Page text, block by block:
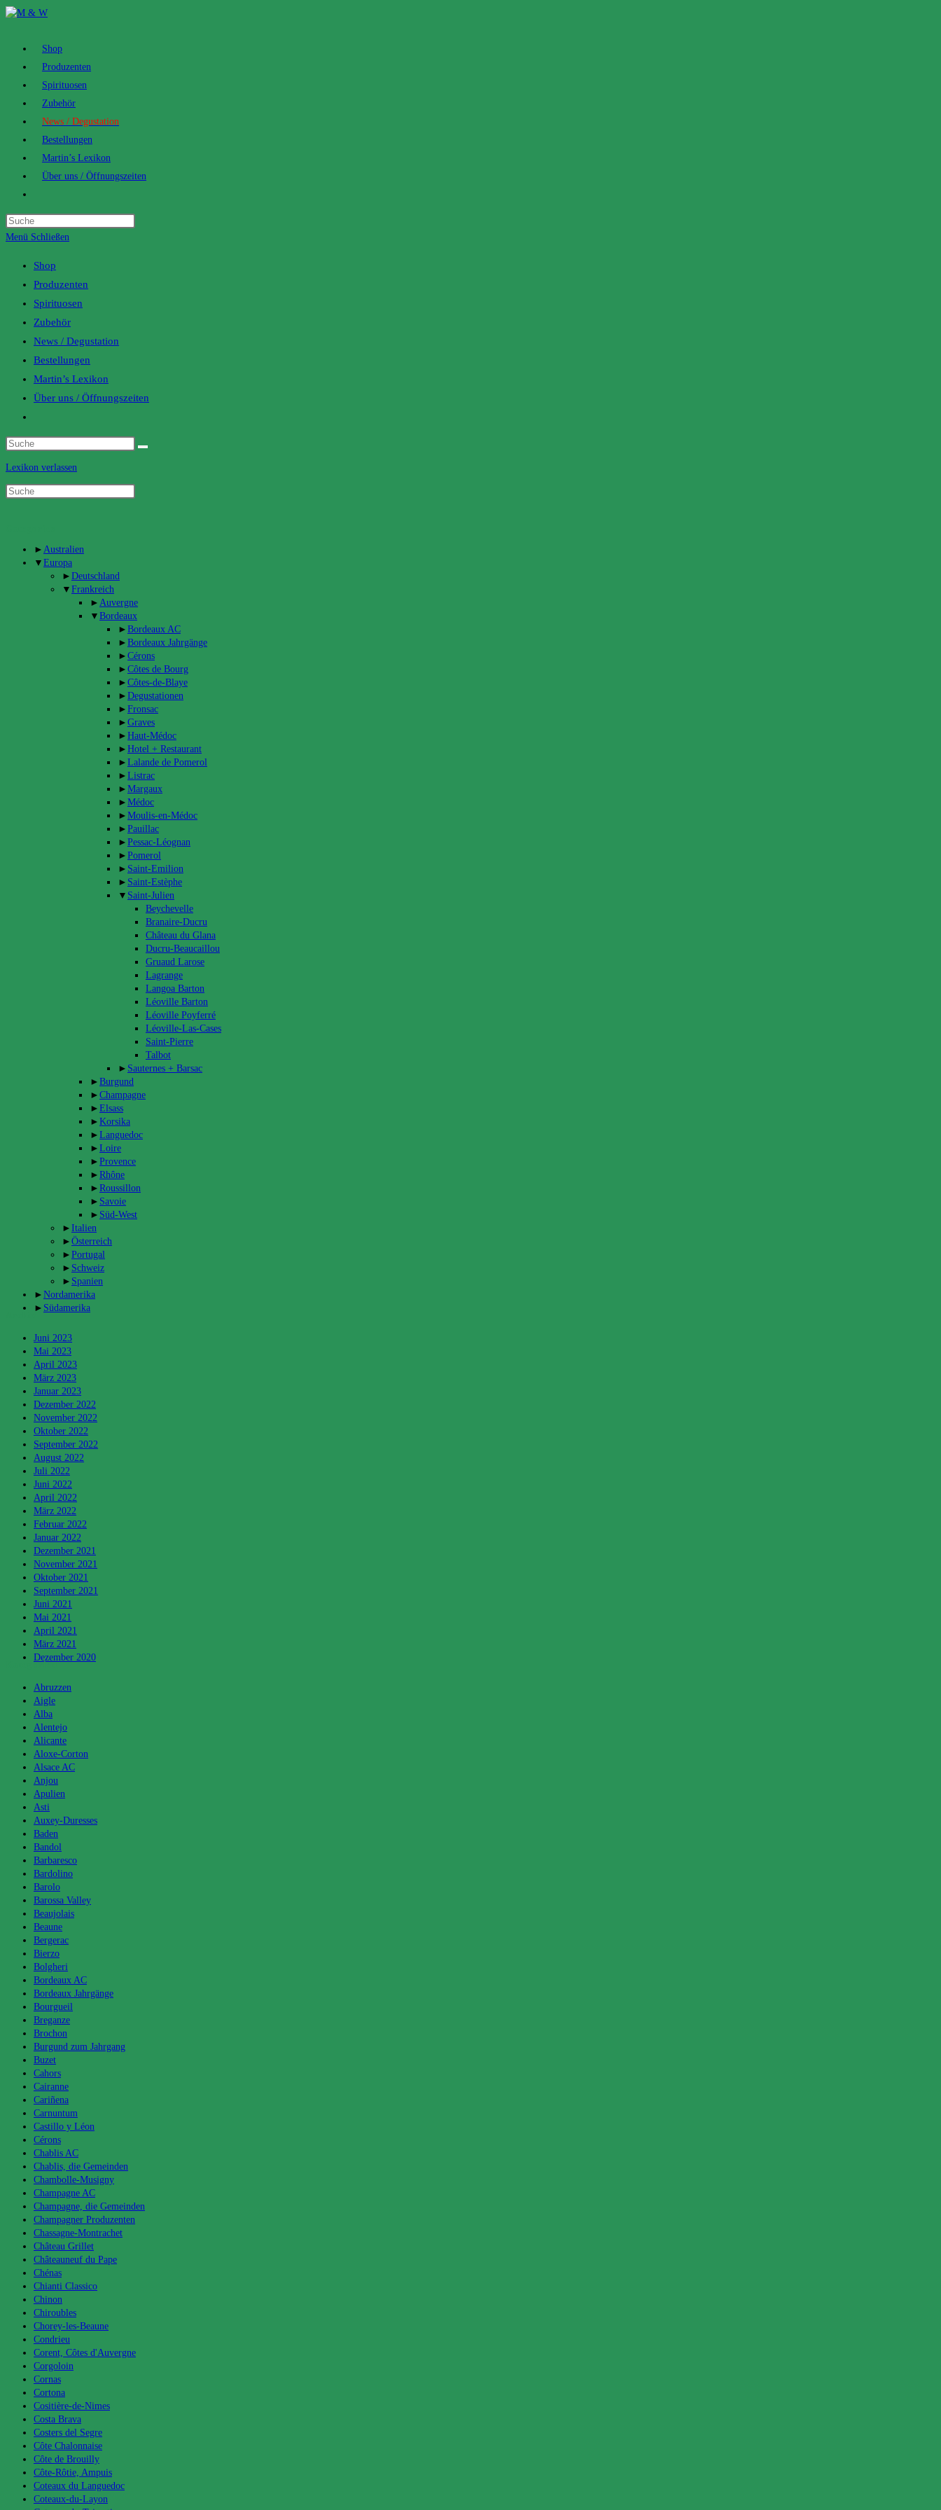
Zum
Shop
Produzenten
Spirituosen
Zubehör
News / Degustation
Bestellungen
Martin’s Lexikon
Über uns / Öffnungszeiten
website
search
Menü Schließen
Shop
Produzenten
Spirituosen
Zubehör
News / Degustation
Bestellungen
Martin’s Lexikon
Über uns / Öffnungszeiten
website
search
Lexikon verlassen
► Australien
▼ Europa
► Deutschland
▼ Frankreich
► Auvergne
▼ Bordeaux
► Bordeaux AC
► Bordeaux Jahrgänge
► Cérons
► Côtes de Bourg
► Côtes-de-Blaye
► Degustationen
► Fronsac
► Graves
► Haut-Médoc
► Hotel + Restaurant
► Lalande de Pomerol
► Listrac
► Margaux
► Médoc
► Moulis-en-Médoc
► Pauillac
► Pessac-Léognan
► Pomerol
► Saint-Emilion
► Saint-Estèphe
▼ Saint-Julien
Beychevelle
Branaire-Ducru
Château du Glana
Ducru-Beaucaillou
Gruaud Larose
Lagrange
Langoa Barton
Léoville Barton
Léoville Poyferré
Léoville-Las-Cases
Saint-Pierre
Talbot
► Sauternes + Barsac
► Burgund
► Champagne
► Elsass
► Korsika
► Languedoc
► Loire
► Provence
► Rhône
► Roussillon
► Savoie
► Süd-West
► Italien
► Österreich
► Portugal
► Schweiz
► Spanien
► Nordamerika
► Südamerika
Juni 2023
Mai 2023
April 2023
März 2023
Januar 2023
Dezember 2022
November 2022
Oktober 2022
September 2022
August 2022
Juli 2022
Juni 2022
April 2022
März 2022
Februar 2022
Januar 2022
Dezember 2021
November 2021
Oktober 2021
September 2021
Juni 2021
Mai 2021
April 2021
März 2021
Dezember 2020
Kategorien
Abruzzen
Aigle
Alba
Alentejo
Alicante
Aloxe-Corton
Alsace AC
Anjou
Apulien
Asti
Auxey-Duresses
Baden
Bandol
Barbaresco
Bardolino
Barolo
Barossa Valley
Beaujolais
Beaune
Bergerac
Bierzo
Bolgheri
Bordeaux AC
Bordeaux Jahrgänge
Bourgueil
Breganze
Brochon
Burgund zum Jahrgang
Buzet
Cahors
Cairanne
Cariñena
Carnuntum
Castillo y Léon
Cérons
Chablis AC
Chablis, die Gemeinden
Chambolle-Musigny
Champagne AC
Champagne, die Gemeinden
Champagner Produzenten
Chassagne-Montrachet
Château Grillet
Châteauneuf du Pape
Chénas
Chianti Classico
Chinon
Chiroubles
Chorey-les-Beaune
Condrieu
Corent, Côtes d'Auvergne
Corgoloin
Cornas
Cortona
Cositière-de-Nimes
Costa Brava
Costers del Segre
Côte Chalonnaise
Côte de Brouilly
Côte-Rôtie, Ampuis
Coteaux du Languedoc
Coteaux-du-Layon